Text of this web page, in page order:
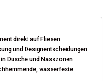
R
O
N
T
R
E
R
O
N
K
D
I
R
I
direkt auf Fliesen
und Designentscheidungen
Dusche und Nasszonen
wasserfeste